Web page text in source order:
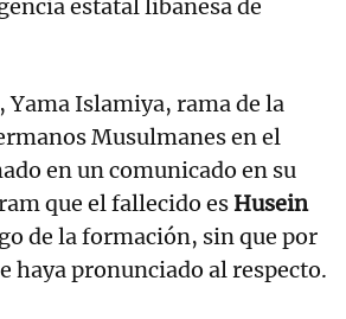
estatal libanesa de
Islamiya, rama de la
Musulmanes en el
en un comunicado en su
que el fallecido es Husein
de la formación, sin que por
haya pronunciado al respecto.